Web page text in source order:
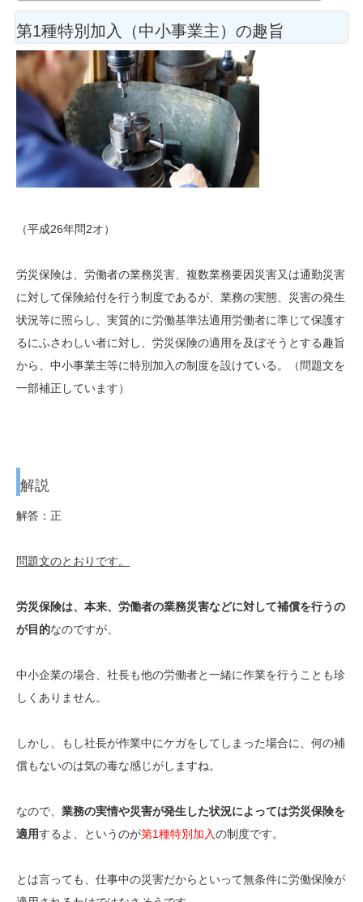
第1種特別加入（中小事業主）の趣旨
（平成26年問2オ）
労災保険は、労働者の業務災害、複数業務要因災害又は通勤災害
に対して保険給付を行う制度であるが、業務の実態、災害の発生
状況等に照らし、実質的に労働基準法適用労働者に準じて保護す
るにふさわしい者に対し、労災保険の適用を及ぼそうとする趣旨
から、中小事業主等に特別加入の制度を設けている。（問題文を
一部補正しています）
解説
解答：正
問題文のとおりです。
労災保険は、本来、労働者の業務災害などに対して補償を行うの
が目的なのですが、
中小企業の場合、社長も他の労働者と一緒に作業を行うことも珍
しくありません。
しかし、もし社長が作業中にケガをしてしまった場合に、何の補
償もないのは気の毒な感じがしますね。
なので、 業務の実情や災害が発生した状況によっては労災保険を
適用するよ、というのが第1種特別加入の制度です。
とは言っても、仕事中の災害だからといって無条件に労働保険が